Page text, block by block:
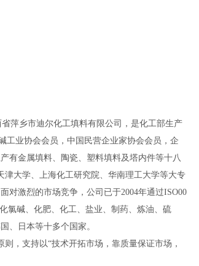
萍乡市迪尔化工填料有限公司，是化工部生产
工业协会会员，中国民营企业家协会会员，企
有金属填料、陶瓷、塑料填料及塔内件等十八
大学、上海化工研究院、华南理工大学等大专
对激烈的市场竞争，公司已于2004年通过ISO00
氯碱、化肥、化工、盐业、制药、炼油、硫
国、日本等十多个国家。
，支持以“技术开拓市场，靠质量保证市场，